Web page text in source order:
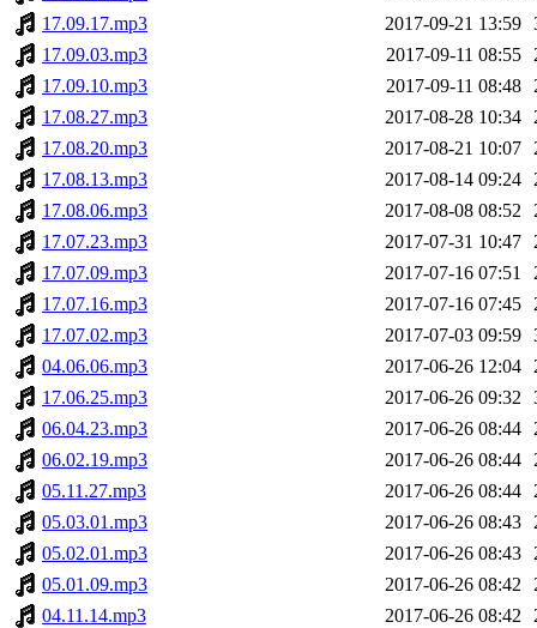
17.09.17.mp3
2017-09-21 13:59
17.09.03.mp3
2017-09-11 08:55
17.09.10.mp3
2017-09-11 08:48
17.08.27.mp3
2017-08-28 10:34
17.08.20.mp3
2017-08-21 10:07
17.08.13.mp3
2017-08-14 09:24
17.08.06.mp3
2017-08-08 08:52
17.07.23.mp3
2017-07-31 10:47
17.07.09.mp3
2017-07-16 07:51
17.07.16.mp3
2017-07-16 07:45
17.07.02.mp3
2017-07-03 09:59
04.06.06.mp3
2017-06-26 12:04
17.06.25.mp3
2017-06-26 09:32
06.04.23.mp3
2017-06-26 08:44
06.02.19.mp3
2017-06-26 08:44
05.11.27.mp3
2017-06-26 08:44
05.03.01.mp3
2017-06-26 08:43
05.02.01.mp3
2017-06-26 08:43
05.01.09.mp3
2017-06-26 08:42
04.11.14.mp3
2017-06-26 08:42